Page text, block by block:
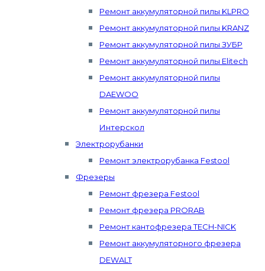
Ремонт аккумуляторной пилы KLPRO
Ремонт аккумуляторной пилы KRANZ
Ремонт аккумуляторной пилы ЗУБР
Ремонт аккумуляторной пилы Elitech
Ремонт аккумуляторной пилы
DAEWOO
Ремонт аккумуляторной пилы
Интерскол
Электрорубанки
Ремонт электрорубанка Festool
Фрезеры
Ремонт фрезера Festool
Ремонт фрезера PRORAB
Ремонт кантофрезера TECH-NICK
Ремонт аккумуляторного фрезера
DEWALT